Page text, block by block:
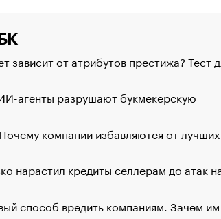
зависит от атрибутов престижа? Тест
агенты разрушают букмекерскую
компании избавляются от лучших
нарастил кредиты селлерам до атак
способ вредить компаниям. Зачем